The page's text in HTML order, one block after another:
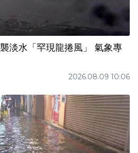
淡水「罕現龍捲風」 氣象專
2026.08.09 10:06